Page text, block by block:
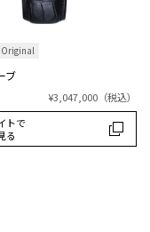
ブ
¥3,047,000 （税込）
トで
る